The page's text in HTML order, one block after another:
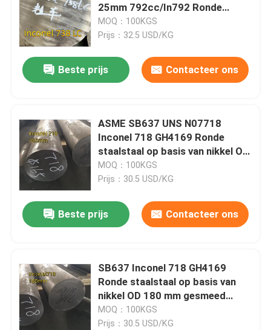
25mm 792cc/In792 Ronde
staafas
MOQ：100KGS
Prijs：32.5 USD/KG
Beste prijs Contacteer ons
ASME SB637 UNS N07718
Inconel 718 GH4169 Ronde
staalstaal op basis van nikkel OD
165 mm gesmeed staaf
MOQ：100KGS
Prijs：30.5 USD/KG
Beste prijs Contacteer ons
SB637 Inconel 718 GH4169
Ronde staalstaal op basis van
nikkel OD 180 mm gesmeed
staaf
MOQ：100KGS
Prijs：30.5 USD/KG